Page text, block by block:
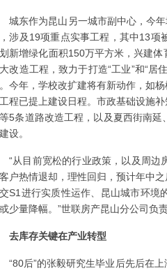
城东作为昆山另一城市副中心，今
涉及19项重点实事工程，其中13项
新增绿化面积150万平方米，兴建
改造工程，致力于打造“工业”和“居
今年，学校改扩建将有新动作，如
程已提上建设日程。市政基础设施
5条道路改造工程，以及夏西街南
设。
“从目前宽松的行业政策，以及周
户热情退却，理性回归，预计年中
S1进行实质性运作、昆山城市环境
少量降幅。”世联房产昆山分公司负
去库存关键在产业转型
“80后”的张毅研究生毕业后先后在